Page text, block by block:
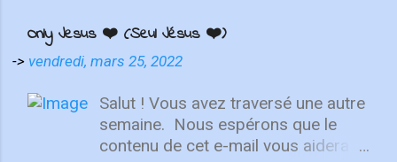
Only Jesus ❤️ (Seul Jésus ❤️)
-> vendredi, mars 25, 2022
Salut ! Vous avez traversé une autre
semaine. ⁣ Nous espérons que le
contenu de cet e-mail vous aidera à